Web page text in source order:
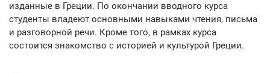
изданные в Греции. По окончании вводного курса
студенты владеют основными навыками чтения, письма
и разговорной речи. Кроме того, в рамках курса
состоится знакомство с историей и культурой Греции.